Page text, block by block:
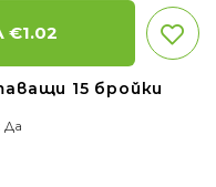
€1.02
15 бройки
Да